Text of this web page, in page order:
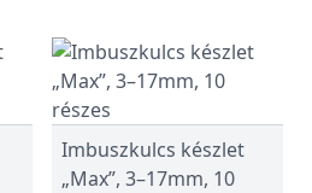
Imbuszkulcs készlet
„Max”, 3–17mm, 10